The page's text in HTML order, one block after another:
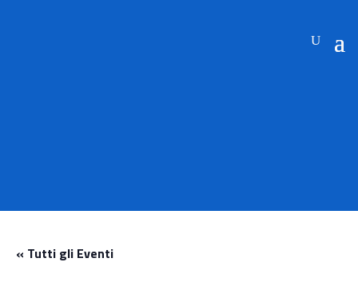
« Tutti gli Eventi